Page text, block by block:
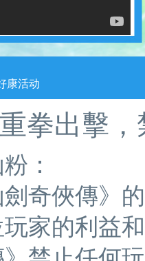
康活动
重拳出擊
：
奇俠傳》
家的利益